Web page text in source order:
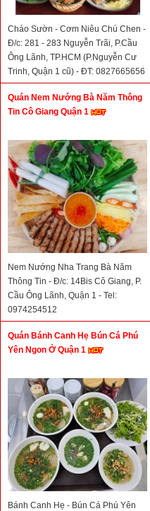
Cháo Sườn - Cơm Niêu Chú Chen -
Đ/c: 281 - 283 Nguyễn Trãi, P.Cầu
Ông Lãnh, TP.HCM (P.Nguyễn Cư
Trinh, Quận 1 cũ) - ĐT: 0827665656
- 0908060605
Quán Nem Nướng Bà Năm Thông
Tin Cô Giang Quận 1
Nem Nướng Nha Trang Bà Năm
Thông Tin - Đ/c: 14Bis Cô Giang, P.
Cầu Ông Lãnh, Quận 1 - Tel:
0974254512
Quán Bánh Canh Hẹ Bún Cá Phú
Yên Ngon Ở Quận 1
Bánh Canh Hẹ - Bún Cá Phú Yên